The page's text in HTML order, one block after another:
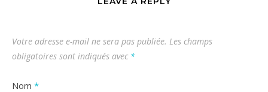
Votre adresse e-mail ne sera pas publiée. Les champs
obligatoires sont indiqués avec *
Nom *